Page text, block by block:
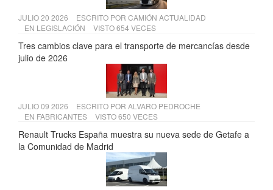
JULIO 20 2026 ESCRITO POR CAMIÓN ACTUALIDAD
EN LEGISLACIÓN VISTO 654 VECES
Tres cambios clave para el transporte de mercancías desde
julio de 2026
JULIO 09 2026 ESCRITO POR ALVARO PEDROCHE
EN FABRICANTES VISTO 650 VECES
Renault Trucks España muestra su nueva sede de Getafe a
la Comunidad de Madrid